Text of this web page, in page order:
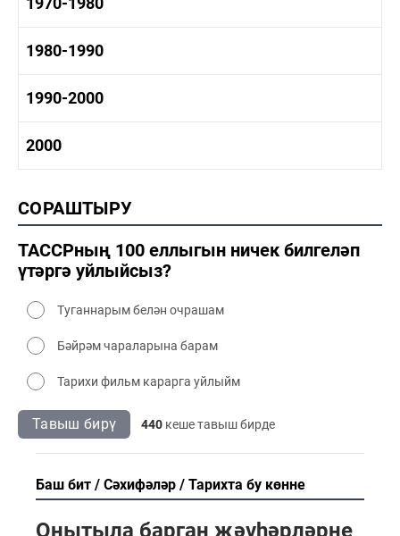
1960-1970 мәдәният
1970-1980 тарих
1970-1980 мәдәният
1980-1990
1980-1990 тарих
1980-1990 мәдәният
1990-2000
1990-2000 мәдәният
2000
2000 сәнәгать
2000 мәдәният
СОРАШТЫРУ
ТАССРның 100 еллыгын ничек билгеләп
үтәргә уйлыйсыз?
Туганнарым белән очрашам
Бәйрәм чараларына барам
Тарихи фильм карарга уйлыйм
Тавыш бирү 440 кеше тавыш бирде
Баш бит Сәхифәләр Тарихта бу көнне
Онытыла барган җәүһәрләрне